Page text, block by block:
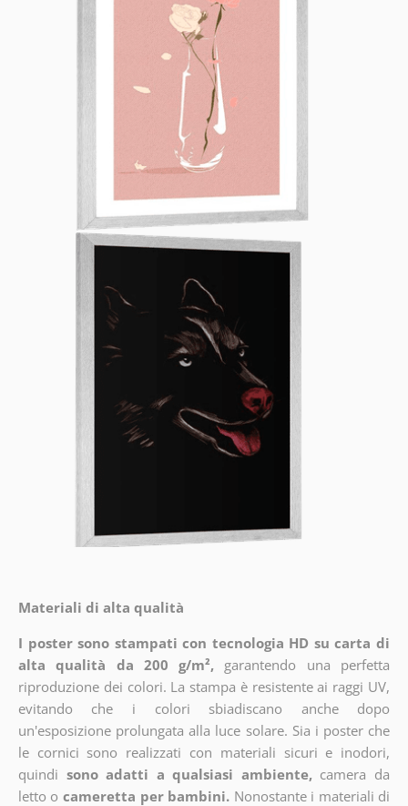
Materiali di alta qualità
I poster sono stampati con tecnologia HD su carta di
alta qualità da 200 g/m², garantendo una perfetta
riproduzione dei colori. La stampa è resistente ai raggi UV,
evitando che i colori sbiadiscano anche dopo
un'esposizione prolungata alla luce solare. Sia i poster che
le cornici sono realizzati con materiali sicuri e inodori,
quindi sono adatti a qualsiasi ambiente, camera da
letto o cameretta per bambini. Nonostante i materiali di